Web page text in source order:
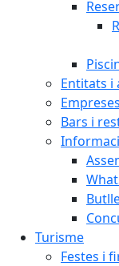
Entitats i
Bars i
Turisme
Festes i